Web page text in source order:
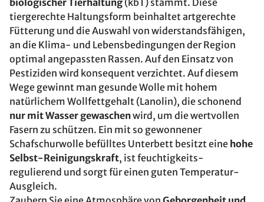
biologischer Tierhaltung (kbT) stammt. Diese
tiergerechte Haltungsform beinhaltet artgerechte
Fütterung und die Auswahl von widerstandsfähigen,
an die Klima- und Lebensbedingungen der Region
optimal angepassten Rassen. Auf den Einsatz von
Pestiziden wird konsequent verzichtet. Auf diesem
Wege gewinnt man gesunde Wolle mit hohem
natürlichem Wollfettgehalt (Lanolin), die schonend
nur mit Wasser gewaschenwird, um die wertvollen
Fasern zu schützen. Ein mit so gewonnener
Schafschurwolle befülltes Unterbett besitzt eine hohe
Selbst-Reinigungskraft, ist feuchtigkeits-
regulierend und sorgt für einen guten Temperatur-
Ausgleich.